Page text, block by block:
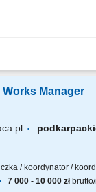
Kraków lub
inwestycji
napięcia oraz
Works Manager
/ koordynator /
7 000 - 10 000 zł